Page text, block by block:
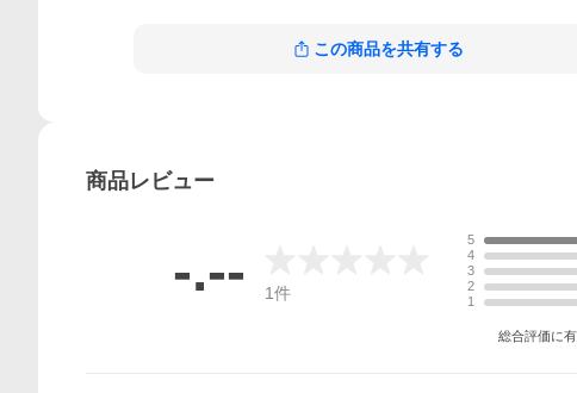
この商品を共有する
商品レビュー
-.-- 1件
5
4
3
2
1
総合評価に